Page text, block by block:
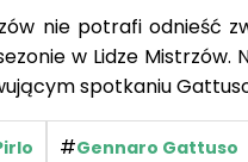
nie potrafi odnieść
w Lidze
spotkaniu
#Gennaro Gattuso